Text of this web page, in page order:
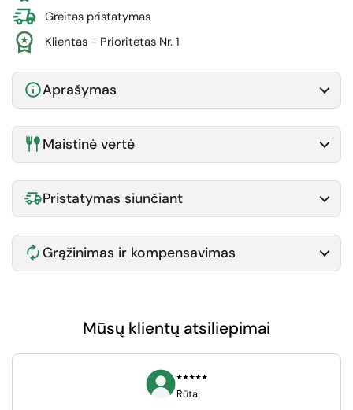
Greitas pristatymas
Klientas - Prioritetas Nr. 1
Aprašymas
Maistinė vertė
Pristatymas siunčiant
Grąžinimas ir kompensavimas
Mūsų klientų atsiliepimai
⭑⭑⭑⭑⭑
Rūta